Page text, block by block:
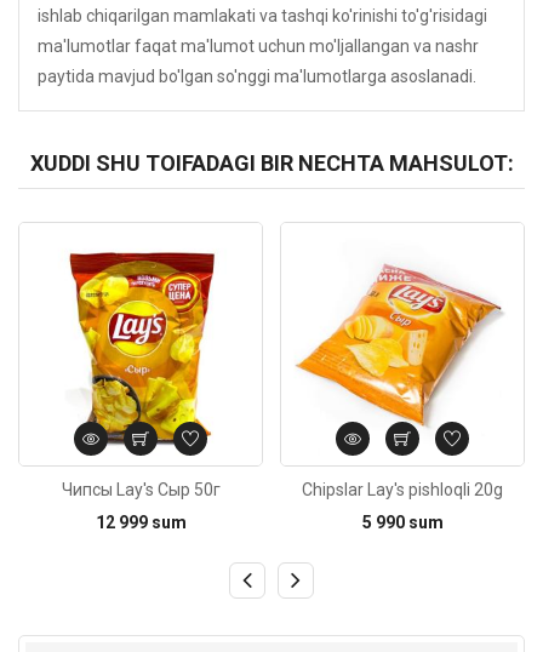
ishlab chiqarilgan mamlakati va tashqi ko'rinishi to'g'risidagi
ma'lumotlar faqat ma'lumot uchun mo'ljallangan va nashr
paytida mavjud bo'lgan so'nggi ma'lumotlarga asoslanadi.
XUDDI SHU TOIFADAGI BIR NECHTA MAHSULOT:
Чипсы Lay's Сыр 50г
12 999 sum
Chipslar Lay's pishloqli 20g
5 990 sum